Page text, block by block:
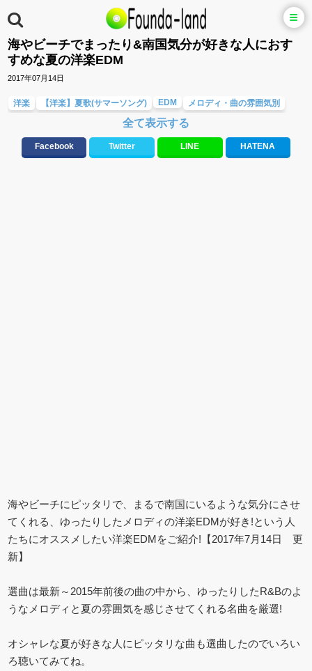
海やビーチでまったり&南国気分が好きな人におす
すめな夏の洋楽EDM
2017年07月14日
洋楽 【洋楽】夏歌(サマーソング) EDM メロディ・曲の雰囲気別
全て表示する
Facebook Twitter LINE HATENA
海やビーチにピッタリで、まるで南国にいるような気分にさせ
てくれる、ゆったりしたメロディの洋楽EDMが好き!という人
たちにオススメしたい洋楽EDMをご紹介!【2017年7月14日 更
新】
選曲は最新～2015年前後の曲の中から、ゆったりしたR&Bのよ
うなメロディと夏の雰囲気を感じさせてくれる名曲を厳選!
オシャレな夏が好きな人にピッタリな曲も選曲したのでいろい
ろ聴いてみてね。